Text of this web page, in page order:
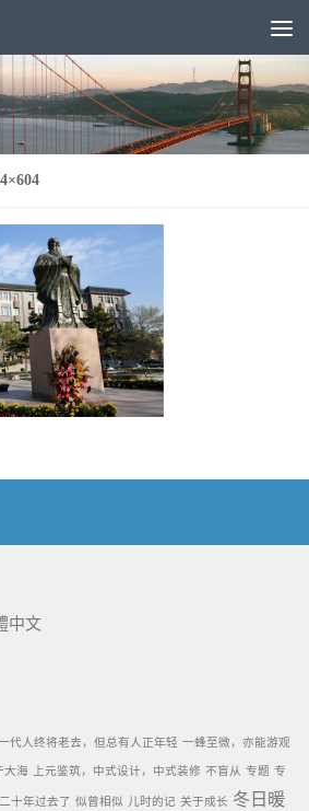
中文
代人终将老去，但总有人正年轻 一蜂至微，亦能游观
大海 上元鉴筑，中式设计，中式装修 不盲从 专题 专
二十年过去了 似曾相似 儿时的记 关于成长 冬日暖